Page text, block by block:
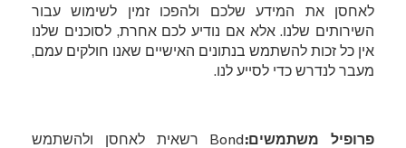
לאחסן את המידע שלכם ולהפכו זמין לשימוש עבור
השירותים שלנו. אלא אם נודיע לכם אחרת, לסוכנים שלנו
אין כל זכות להשתמש בנתונים האישיים שאנו חולקים עמם,
מעבר לנדרש כדי לסייע לנו.
פרופיל משתמשים:Bond רשאית לאחסן ולהשתמש